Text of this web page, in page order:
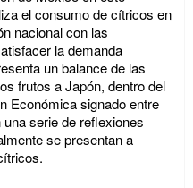
el consumo de cítricos en
nacional con las
la demanda
un balance de las
frutos a Japón, dentro del
Económica signado entre
serie de reflexiones
se presentan a